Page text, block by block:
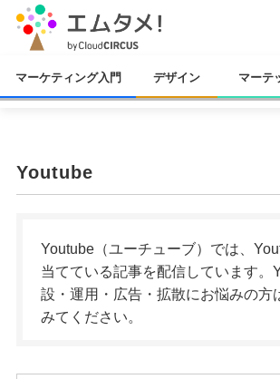
マーケティング入門 デザイン マーテ
Youtube
Youtube（ユーチューブ）では、
当てている記事を配信しています。
設・運用・広告・拡散にお悩みの方
みてください。